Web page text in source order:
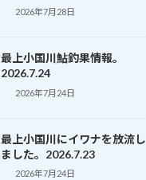
2026年7月28日
最上小国川鮎釣果情報。
2026.7.24
2026年7月24日
最上小国川にイワナを放流し
ました。2026.7.23
2026年7月24日